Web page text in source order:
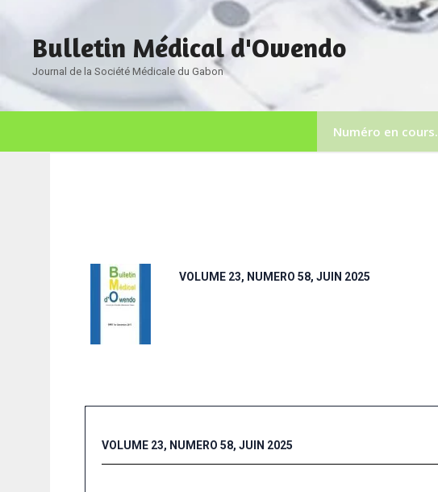
Bulletin Médical d'Owendo
Journal de la Société Médicale du Gabon
Numéro en cours.
VOLUME 23, NUMERO 58, JUIN 2025
VOLUME 23, NUMERO 58, JUIN 2025